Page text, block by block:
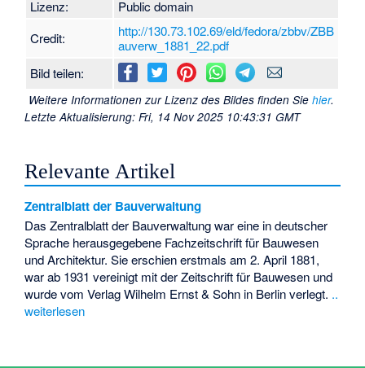
Lizenz:
Public domain
Credit:
http://130.73.102.69/eld/fedora/zbbv/ZBB
auverw_1881_22.pdf
Bild teilen:
Weitere Informationen zur Lizenz des Bildes finden Siehier.
Letzte Aktualisierung: Fri, 14 Nov 2025 10:43:31 GMT
Relevante Artikel
Zentralblatt der Bauverwaltung
Das Zentralblatt der Bauverwaltung war eine in deutscher
Sprache herausgegebene Fachzeitschrift für Bauwesen
und Architektur. Sie erschien erstmals am 2. April 1881,
war ab 1931 vereinigt mit der Zeitschrift für Bauwesen und
wurde vom Verlag Wilhelm Ernst & Sohn in Berlin verlegt. ..
weiterlesen